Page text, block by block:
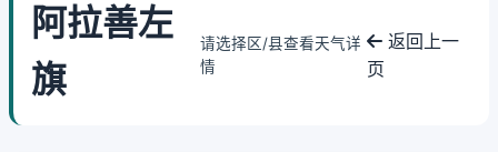
阿拉善左
旗
请选择区/县查看天气详
情
返回上一
页